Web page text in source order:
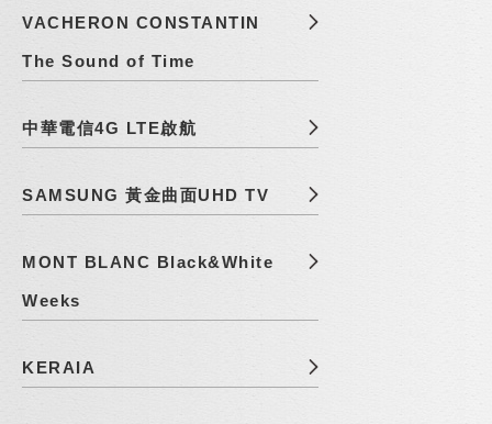
VACHERON CONSTANTIN
The Sound of Time
中華電信4G LTE啟航
SAMSUNG 黃金曲面UHD TV
MONT BLANC Black&White
Weeks
KERAIA